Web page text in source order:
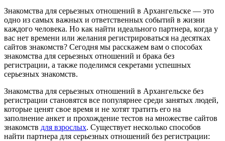
Знакомства для серьезных отношений в Архангельске — это
одно из самых важных и ответственных событий в жизни
каждого человека. Но как найти идеального партнера, когда у
вас нет времени или желания регистрироваться на десятках
сайтов знакомств? Сегодня мы расскажем вам о способах
знакомства для серьезных отношений и брака без
регистрации, а также поделимся секретами успешных
серьезных знакомств.
Знакомства для серьезных отношений в Архангельске без
регистрации становятся все популярнее среди занятых людей,
которые ценят свое время и не хотят тратить его на
заполнение анкет и прохождение тестов на множестве сайтов
знакомств для взрослых. Существует несколько способов
найти партнера для серьезных отношений без регистрации: